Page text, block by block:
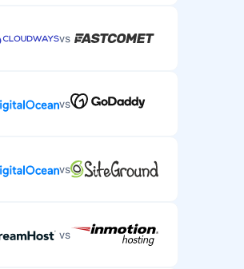
vs
vs
vs
vs